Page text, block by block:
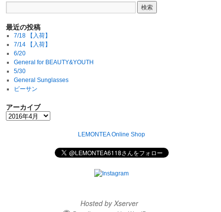
最近の投稿
7/18 【入荷】
7/14 【入荷】
6/20
General for BEAUTY&YOUTH
5/30
General Sunglasses
ビーサン
アーカイブ
LEMONTEA Online Shop
Hosted by Xserver